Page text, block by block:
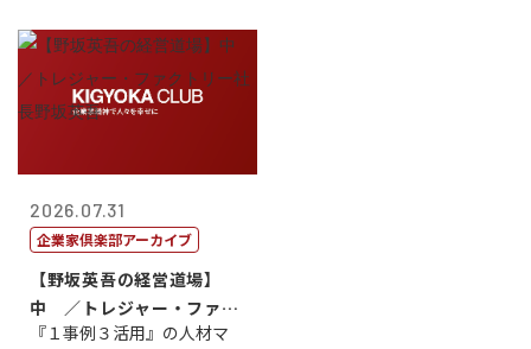
2026.07.31
企業家倶楽部アーカイブ
【野坂英吾の経営道場】
中 ／トレジャー・ファク
トリー社長野坂...
『１事例３活用』の人材マ